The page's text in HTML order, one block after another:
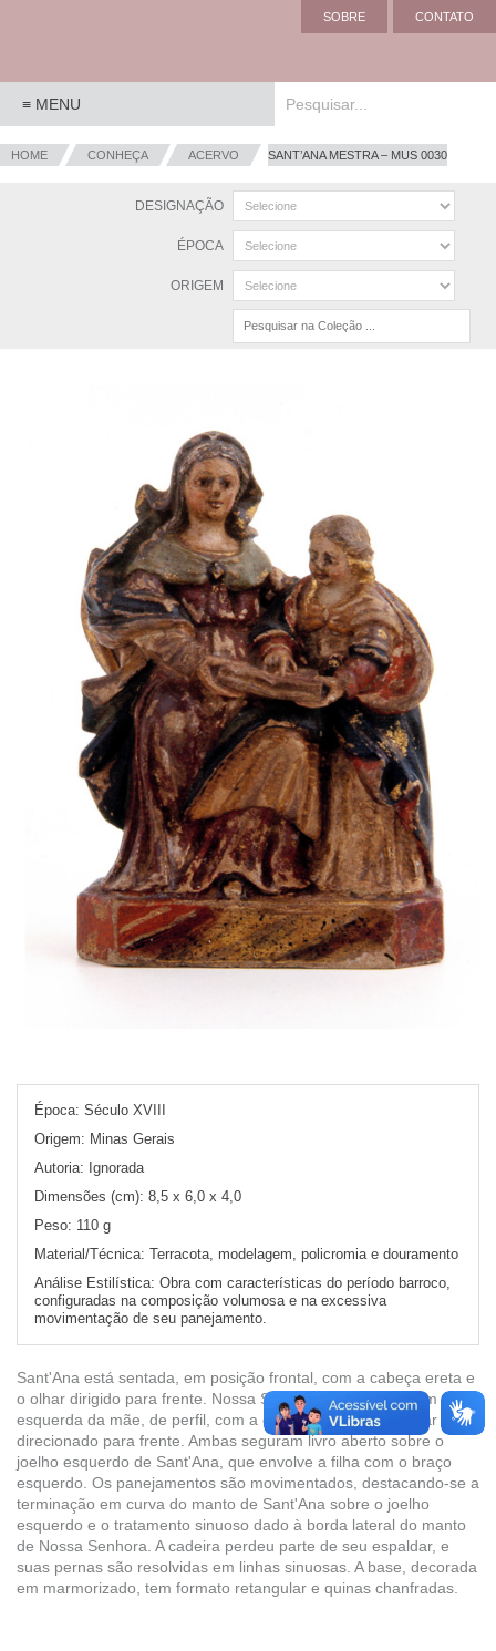
SOBRE CONTATO
HOME CONHEÇA ACERVO SANT’ANA MESTRA – MUS 0030
DESIGNAÇÃO
ÉPOCA
ORIGEM
Época: Século XVIII
Origem: Minas Gerais
Autoria: Ignorada
Dimensões (cm): 8,5 x 6,0 x 4,0
Peso: 110 g
Material/Técnica: Terracota, modelagem, policromia e douramento
Análise Estilística: Obra com características do período barroco,
configuradas na composição volumosa e na excessiva
movimentação de seu panejamento.
Sant'Ana está sentada, em posição frontal, com a cabeça ereta e
o olhar dirigido para frente. Nossa Senhora menina está em pé, à
esquerda da mãe, de perfil, com a cabeça erguida e o olhar
direcionado para frente. Ambas seguram livro aberto sobre o
joelho esquerdo de Sant'Ana, que envolve a filha com o braço
esquerdo. Os panejamentos são movimentados, destacando-se a
terminação em curva do manto de Sant'Ana sobre o joelho
esquerdo e o tratamento sinuoso dado à borda lateral do manto
de Nossa Senhora. A cadeira perdeu parte de seu espaldar, e
suas pernas são resolvidas em linhas sinuosas. A base, decorada
em marmorizado, tem formato retangular e quinas chanfradas.